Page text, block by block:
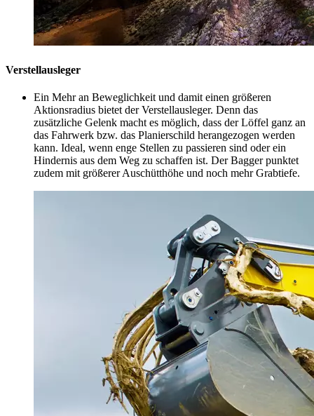
Verstellausleger
Ein Mehr an Beweglichkeit und damit einen größeren
Aktionsradius bietet der Verstellausleger. Denn das
zusätzliche Gelenk macht es möglich, dass der Löffel ganz an
das Fahrwerk bzw. das Planierschild herangezogen werden
kann. Ideal, wenn enge Stellen zu passieren sind oder ein
Hindernis aus dem Weg zu schaffen ist. Der Bagger punktet
zudem mit größerer Auschütthöhe und noch mehr Grabtiefe.